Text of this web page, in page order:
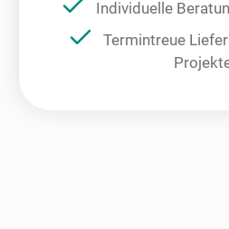
Individuelle
Termintreue